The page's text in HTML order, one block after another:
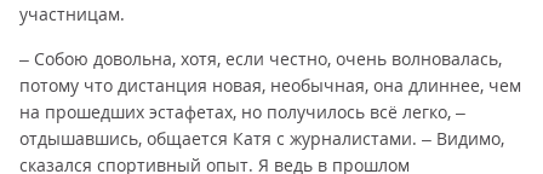
участницам.
– Собою довольна, хотя, если честно, очень волновалась,
потому что дистанция новая, необычная, она длиннее, чем
на прошедших эстафетах, но получилось всё легко, –
отдышавшись, общается Катя с журналистами. – Видимо,
сказался спортивный опыт. Я ведь в прошлом